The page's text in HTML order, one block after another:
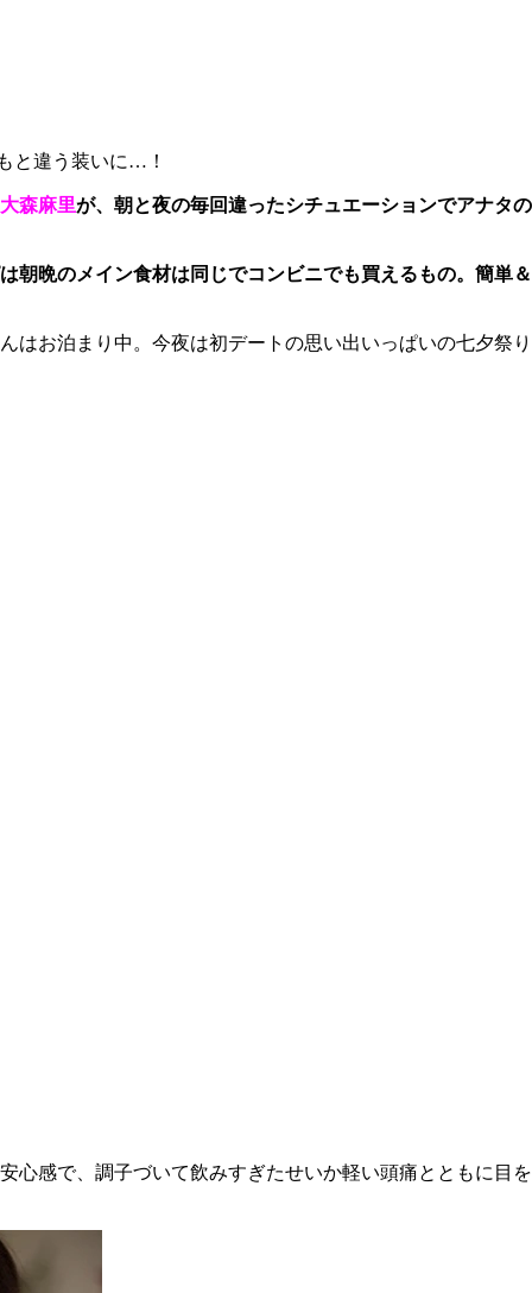
と違う装いに…！
大森麻里が、朝と夜の毎回違ったシチュエーションでアナタの
晩のメイン食材は同じでコンビニでも買えるもの。簡単＆
はお泊まり中。今夜は初デートの思い出いっぱいの七夕祭り
心感で、調子づいて飲みすぎたせいか軽い頭痛とともに目を